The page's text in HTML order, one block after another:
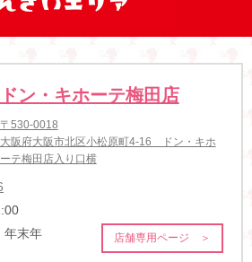
ドン・キホーテ梅田店
〒530-0018
大阪府大阪市北区小松原町4-16 ドン・キホ
ーテ梅田店入り口横
末年
店舗専用ページ ＞